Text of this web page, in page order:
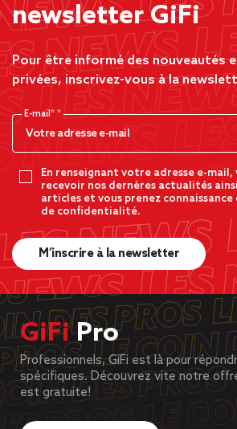
newsletter GiFi
Pour être informé des nouveautés
privées, inscrivez-vous à la
E-mail*
En renseignant votre adresse e-mail,
recevoir nos dernères actualités
articles et vous prenez
de confidentialité.
M’inscrire à la newsletter
GiFiPro
Professionnels, GiFi est là pour
spécifiques. Découvrez vite notre
est gratuite!